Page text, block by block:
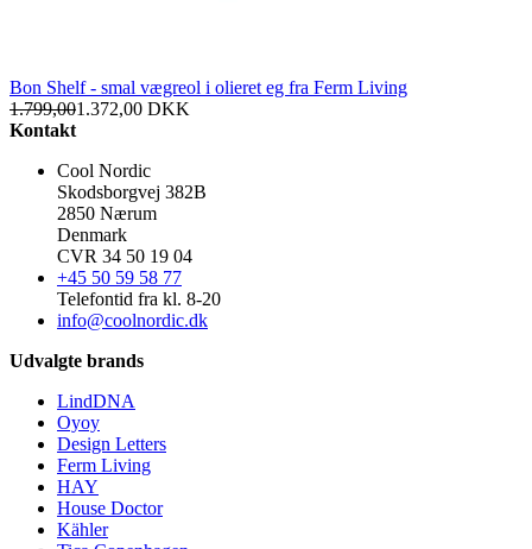
Bon Shelf - smal vægreol i olieret eg fra Ferm Living
1.799,001.372,00 DKK
Kontakt
Cool Nordic
Skodsborgvej 382B
2850 Nærum
Denmark
CVR 34 50 19 04
+45 50 59 58 77
Telefontid fra kl. 8-20
info@coolnordic.dk
Udvalgte brands
LindDNA
Oyoy
Design Letters
Ferm Living
HAY
House Doctor
Kähler